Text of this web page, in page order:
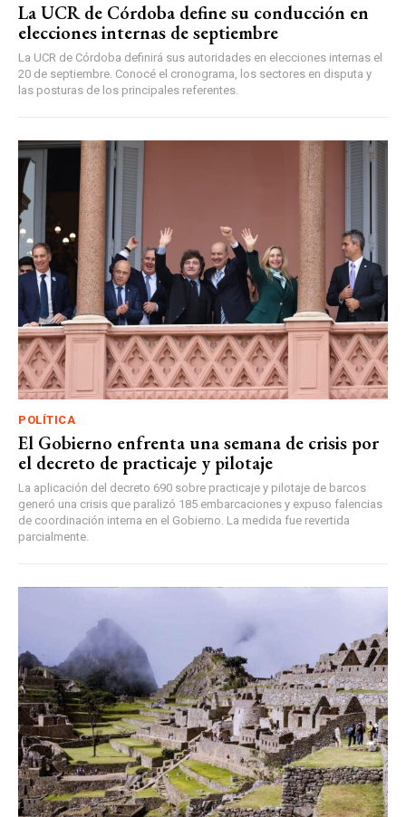
La UCR de Córdoba define su conducción en
elecciones internas de septiembre
La UCR de Córdoba definirá sus autoridades en elecciones internas el
20 de septiembre. Conocé el cronograma, los sectores en disputa y
las posturas de los principales referentes.
POLÍTICA
El Gobierno enfrenta una semana de crisis por
el decreto de practicaje y pilotaje
La aplicación del decreto 690 sobre practicaje y pilotaje de barcos
generó una crisis que paralizó 185 embarcaciones y expuso falencias
de coordinación interna en el Gobierno. La medida fue revertida
parcialmente.